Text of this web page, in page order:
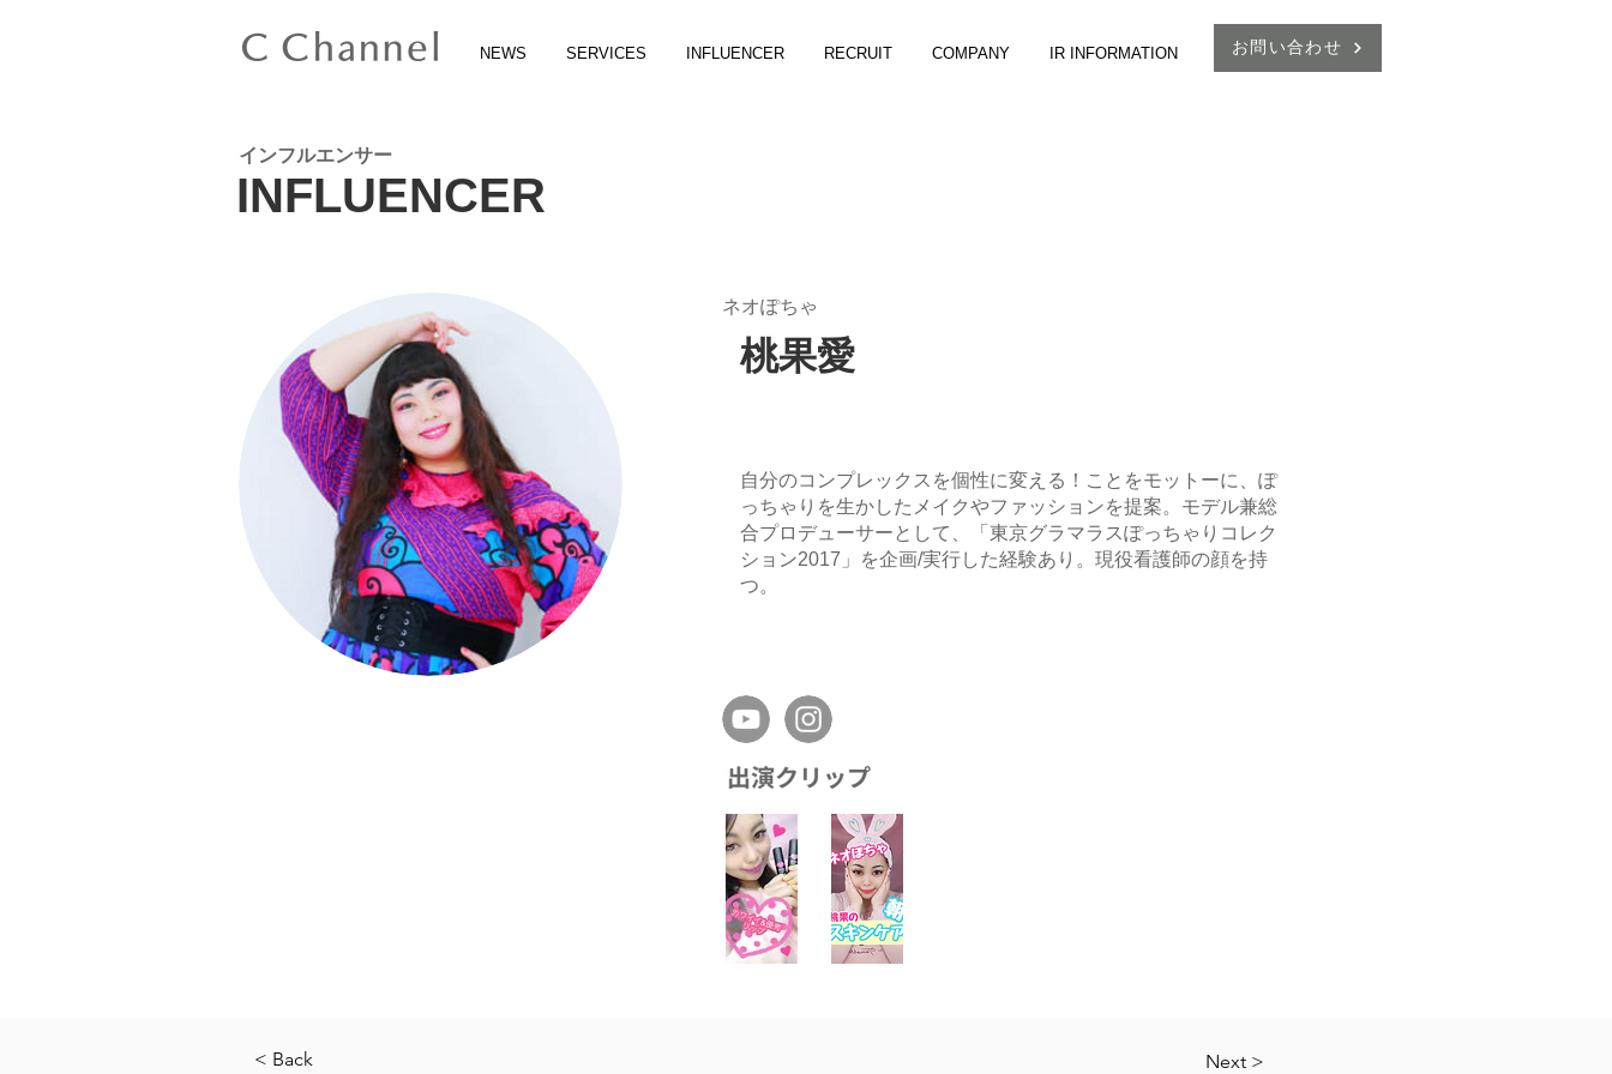
NEWS SERVICES INFLUENCER RECRUIT COMPANY IR INFORMATION お問い合わせ
INFLUENCER
インフルエンサー
ネオぽちゃ
桃果愛
自分のコンプレックスを個性に変える！ことをモットーに、ぽ
っちゃりを生かしたメイクやファッションを提案。モデル兼総
合プロデューサーとして、「東京グラマラスぽっちゃりコレク
ション2017」を企画/実行した経験あり。現役看護師の顔を持
つ。
< Back Next >